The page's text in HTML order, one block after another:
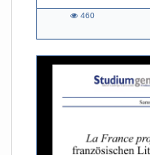
460